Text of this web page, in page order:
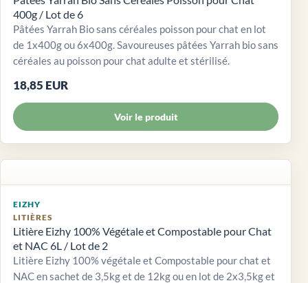
400g / Lot de 6
Pâtées Yarrah Bio sans céréales poisson pour chat en lot
de 1x400g ou 6x400g. Savoureuses pâtées Yarrah bio sans
céréales au poisson pour chat adulte et stérilisé.
18,85 EUR
Voir le produit
EIZHY
LITIÈRES
Litière Eizhy 100% Végétale et Compostable pour Chat
et NAC 6L / Lot de 2
Litière Eizhy 100% végétale et Compostable pour chat et
NAC en sachet de 3,5kg et de 12kg ou en lot de 2x3,5kg et